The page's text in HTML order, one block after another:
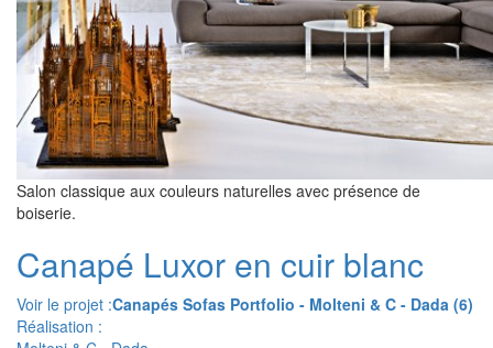
Salon classique aux couleurs naturelles avec présence de
boiserie.
Canapé Luxor en cuir blanc
Voir le projet :Canapés Sofas Portfolio - Molteni & C - Dada (6)
Réalisation :